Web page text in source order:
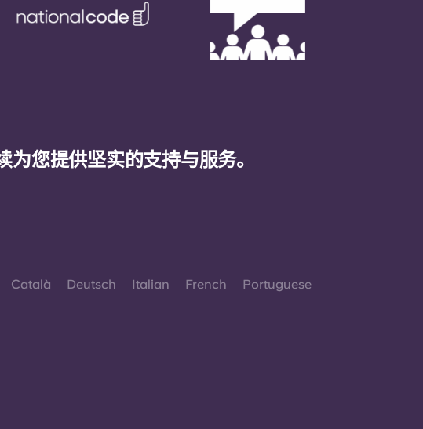
您提供坚实的支持与服务。
Català Deutsch Italian French Portuguese